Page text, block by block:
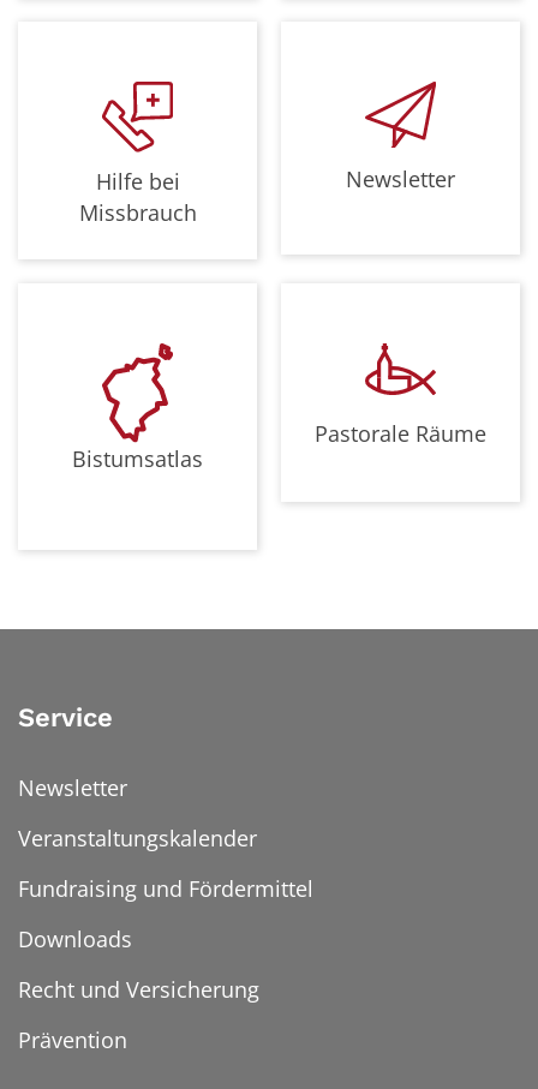
Hilfe bei
Missbrauch
Newsletter
Bistumsatlas
Pastorale Räume
Service
Newsletter
Veranstaltungskalender
Fundraising und Fördermittel
Downloads
Recht und Versicherung
Prävention